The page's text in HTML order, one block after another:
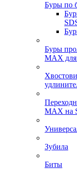
Буры по
Буры
MAX для
MAX на
Зубила
Биты